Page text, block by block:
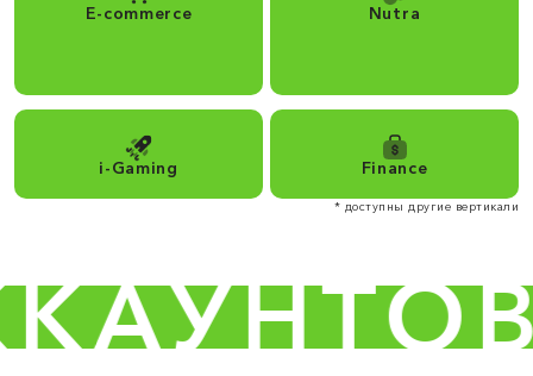
E-commerce Nutra
i-Gaming Finance
* доступны другие вертикали